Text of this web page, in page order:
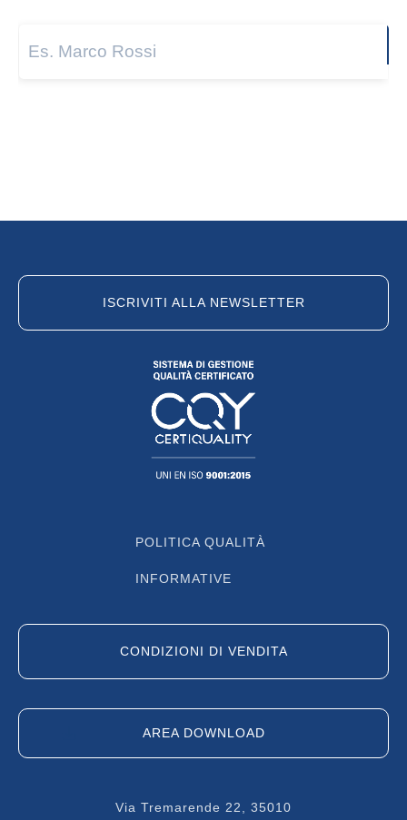
Via Tremarende 22, 35010
ISCRIVITI ALLA NEWSLETTER
POLITICA QUALITÀ
INFORMATIVE
CONDIZIONI DI VENDITA
AREA DOWNLOAD